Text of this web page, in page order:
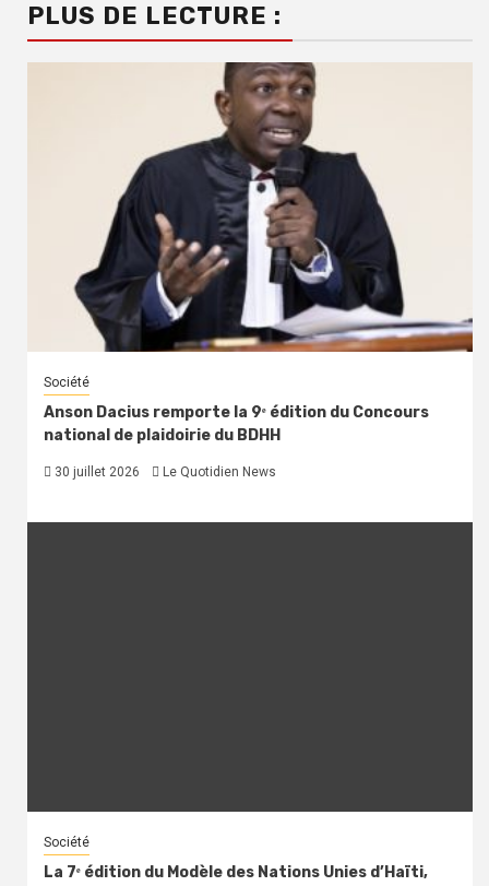
PLUS DE LECTURE :
Société
Anson Dacius remporte la 9ᵉ édition du Concours
national de plaidoirie du BDHH
30 juillet 2026 Le Quotidien News
Société
La 7ᵉ édition du Modèle des Nations Unies d’Haïti,